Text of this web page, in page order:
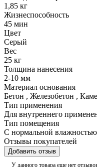
1,85 кг
Жизнеспособность
45 мин
Цвет
Серый
Вес
25 кг
Толщина нанесения
2-10 мм
Материал основания
Бетон , Железобетон ,
Тип применения
Для внутреннего
Тип помещения
С нормальной влажностью
Отзывы покупателей
Добавить отзыв
У данного товара еще нет